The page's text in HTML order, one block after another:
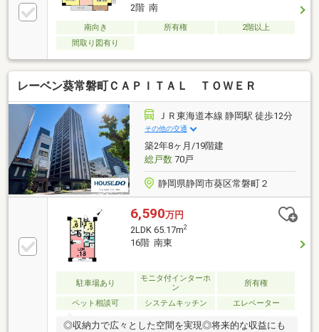
2階 南
南向き 所有権
2階以上
間取り図有り
レーベン葵常磐町ＣＡＰＩＴＡＬ ＴＯＷＥＲ
ＪＲ東海道本線 静岡駅 徒歩12分
その他の交通
築2年8ヶ月/19階建
総戸数70戸
静岡県静岡市葵区常磐町２
6,590万円
2LDK 65.17m2
16階 南東
駐車場あり
モニタ付インターホ
ン
所有権
ペット相談可 システムキッチン エレベーター
◎収納力で広々とした空間を実現◎将来的な収益にも